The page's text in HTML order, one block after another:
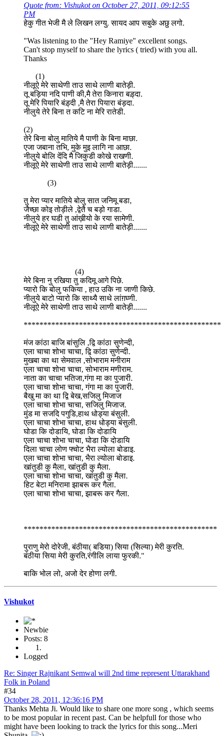
Quote from: Vishukot on October 27, 2011, 09:12:55
PM
हेकु गीत भेजी मै ले लिखन लग्यु. सायद आप सबुके अछु लगो.
"Was listening to the "Hey Ramiye" excellent songs.
Can't stop myself to share the lyrics ( tried) with you all.
Thanks
(1)
नीलूऐ मेरे साथेणी ताउ साथे लाणी बातेड़ी.
तू बड़िया नदि पाणी की,मै तेरा किनारा बड़्दा.
तू मेरि पियारि बंड़्दी ,मै तेरा पियारा बंड़दा.
नीलुये तेरे बिना त कटि ना मेरि रातेडी.
(2)
तेरे बिना बोलु मातिये मै पाणी के बिना माछा.
एजा जबाना तभि, मुके मुइ लागि ना आछा.
नीलुये बोलि देंदि मै जिकुडी कोखे राखणी.
नीलूऐ मेरे साथेणी ताउ साथे लाणी बातेड़ी.......
(3)
तु मेरा प्यार मातिये बोलु सात जनिमू बडा,
जैच्छा कोइ तोड़ीले ,द्वेतै च बड़ो गाडा.
नीलुये हर घडी तु आंख़ीयो के रया सामेणी.
नीलूऐ मेरे साथेणी ताउ साथे लाणी बातेड़ी.......
(4)
मेरे बिना नु रखिया तु कदिमू आगे पिछे.
प्यारो कि बोलु फकिया , हाउ उकि ना जाणी किछे.
नीलुये बाटो प्यारो कि साथ्यै साथे लांग़घ्णी.
नीलूऐ मेरे साथेणी ताउ साथे लाणी बातेड़ी.......
मंज कांठा बाजि बांसुलि ,द्वि कांठा सुणेन्दी,
एला चाचा शोभा चाचा, द्वि कांठा सुणेन्दी.
मुखबा का था सेमवाल ,सोभाराम मनीराम
एला चाचा शोभा चाचा, सोभाराम मणीराम.
नाता का चाचा भतिजा,गंगा मा का पुजारी.
एला चाचा शोभा चाचा, गंगा मा का पुजारी.
बैखु मा का था द्वि बेख,सजिलु मिजाज
एला चाचा शोभा चाचा, सजिलु मिजाज.
मुंड मा सजदि पगुडि,हाथ धोड्या बंसुली.
एला चाचा शोभा चाचा, हाथ धोड्या बंसुली.
घोडा कि दोडायि, घोडा कि दोडायि
एला चाचा शोभा चाचा, घोडा कि दोडायि
दिला चाचा लोण फ्चोट भैरा ल्योला बोडाइ.
एला चाचा शोभा चाचा, भैरा ल्योला बोडाइ.
खांतुडी कु मैला, खांतुडी कु मैला.
एला चाचा शोभा चाचा, खांतुडी कु मैला.
हिट बेटा मनिरामा झाबरू कर गैला.
एला चाचा शोभा चाचा, झाबरू कर गैला.
*************************************************
पुराणु मेरो दोरेजी, बंठीया( बडिया) सिया (सिल्या) मेरी कुरति.
बंठीया सिया मेरी कुरति,रंगीलि लाया फुरकी."
बाकि भोल लो, अजो देर होणा लगी.
Vishukot
Newbie
Posts: 8
Logged
Re: Singer Rajnikant Semwal will 2nd time represent Uttarakhand
Folk in Poland
#34
October 28, 2011, 12:36:16 PM
Thanks Mehta Ji. Would like to share one more song , which seems
to be most popular in recent past. Can be helpfull for those who
might have been looking to track the lyrics for this song...Meri